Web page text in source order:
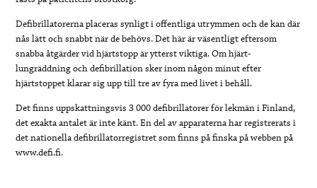
Defibrillatorerna placeras synligt i offentliga utrymmen och de kan där
nås lätt och snabbt när de behövs. Det här är väsentligt eftersom
snabba åtgärder vid hjärtstopp är ytterst viktiga. Om hjärt-
lungräddning och defibrillation sker inom någon minut efter
hjärtstoppet klarar sig upp till tre av fyra med livet i behåll.
Det finns uppskattningsvis 3 000 defibrillatorer för lekmän i Finland,
det exakta antalet är inte känt. En del av apparaterna har registrerats i
det nationella defibrillatorregistret som finns på finska på webben på
www.defi.fi.